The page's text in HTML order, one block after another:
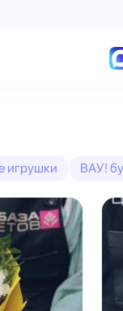
игрушки ВАУ!